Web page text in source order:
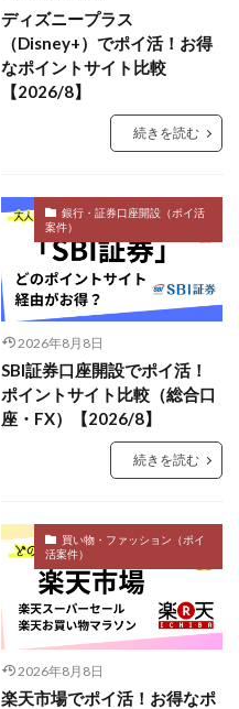
ディズニープラス
（Disney+）でポイ活！お得
なポイントサイト比較
【2026/8】
続きを読む
銀行・証券口座開設（ポイ活
案件）
2026年8月8日
SBI証券口座開設でポイ活！
ポイントサイト比較（総合口
座・FX）【2026/8】
続きを読む
買い物・ファッション（ポイ
活案件）
2026年8月8日
楽天市場でポイ活！お得なポ